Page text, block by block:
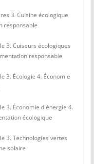
3. Cuisine écologique
responsable
3. Cuiseurs écologiques
responsable
3. Écologie 4. Économie
3. Économie d'énergie 4.
écologique
3. Technologies vertes
solaire